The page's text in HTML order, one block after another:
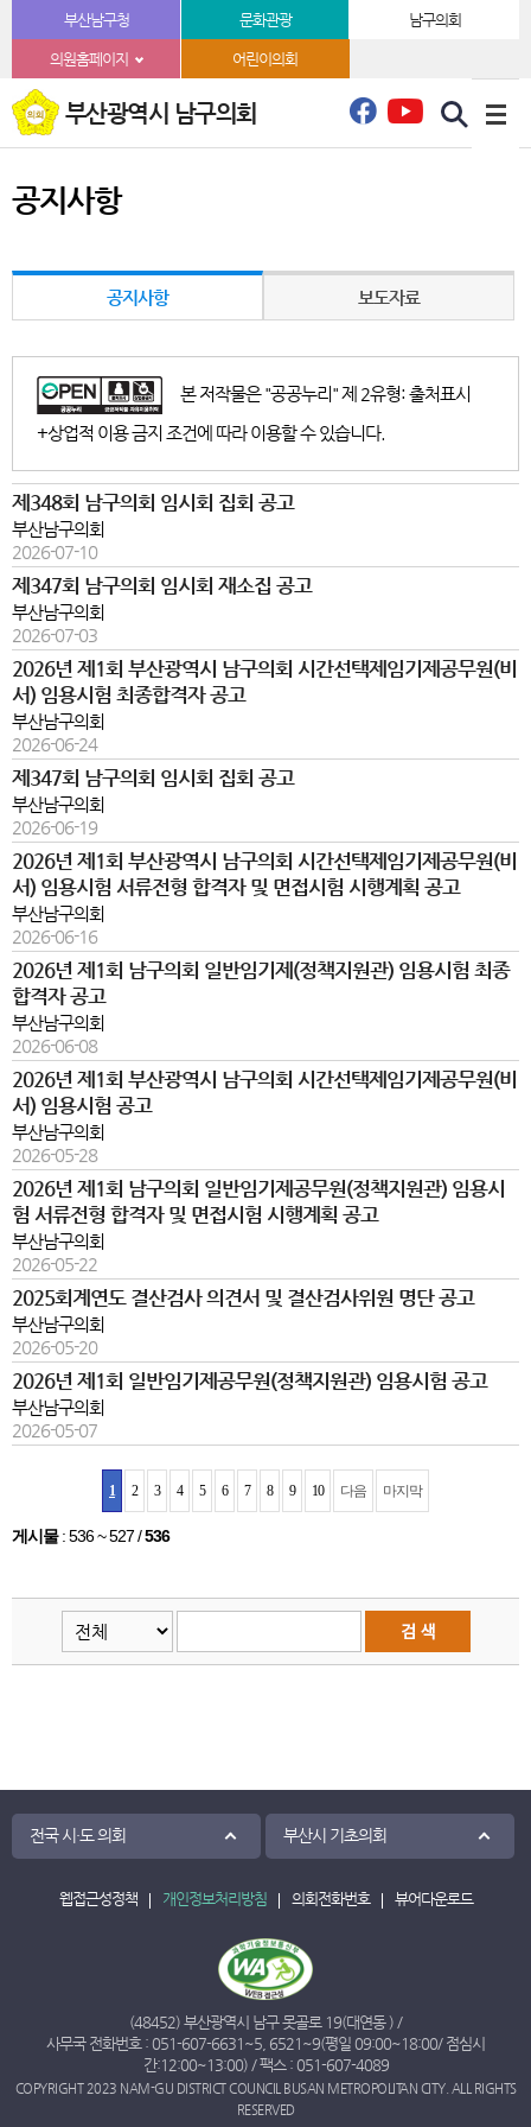
본문바로가기부산남구청 문화관광 남구의회
의원홈페이지 어린이의회
부산광역시 남구의회
공지사항
공지사항 보도자료
본 저작물은 "공공누리" 제 2유형: 출처표시
+상업적 이용 금지 조건에 따라 이용할 수 있습니다.
제348회 남구의회 임시회 집회 공고
부산남구의회
2026-07-10
제347회 남구의회 임시회 재소집 공고
부산남구의회
2026-07-03
2026년 제1회 부산광역시 남구의회 시간선택제임기제공무원(비
서) 임용시험 최종합격자 공고
부산남구의회
2026-06-24
제347회 남구의회 임시회 집회 공고
부산남구의회
2026-06-19
2026년 제1회 부산광역시 남구의회 시간선택제임기제공무원(비
서) 임용시험 서류전형 합격자 및 면접시험 시행계획 공고
부산남구의회
2026-06-16
2026년 제1회 남구의회 일반임기제(정책지원관) 임용시험 최종
합격자 공고
부산남구의회
2026-06-08
2026년 제1회 부산광역시 남구의회 시간선택제임기제공무원(비
서) 임용시험 공고
부산남구의회
2026-05-28
2026년 제1회 남구의회 일반임기제공무원(정책지원관) 임용시
험 서류전형 합격자 및 면접시험 시행계획 공고
부산남구의회
2026-05-22
2025회계연도 결산검사 의견서 및 결산검사위원 명단 공고
부산남구의회
2026-05-20
2026년 제1회 일반임기제공무원(정책지원관) 임용시험 공고
부산남구의회
2026-05-07
1 2 3 4 5 6 7 8 9 10 다음 마지막
게시물: 536 ~ 527 /536
전국 시·도 의회 부산시 기초의회
웹접근성정책 개인정보처리방침 의회전화번호 뷰어다운로드
(48452) 부산광역시 남구 못골로 19(대연동 ) /
사무국 전화번호 : 051-607-6631 ~5 6521 ~9(평일 09:00~18:00/ 점심시
간:12:00~13:00) / 팩스 : 051-607-4089
COPYRIGHT 2023 NAM-GU DISTRICT COUNCIL BUSAN METROPOLITAN CITY. ALL RIGHTS
RESERVED